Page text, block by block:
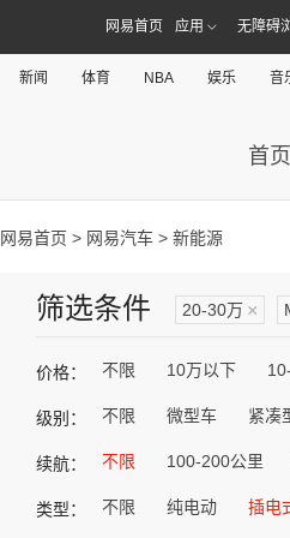
网易首页 应用 无障碍
新闻 体育 NBA 娱乐 音
首页
网易首页 > 网易汽车 > 新能源
筛选条件 20-30万 ×
价格： 不限 10万以下
级别： 不限 微型车 紧凑
续航： 不限 100-200公里
类型： 不限 纯电动 插电